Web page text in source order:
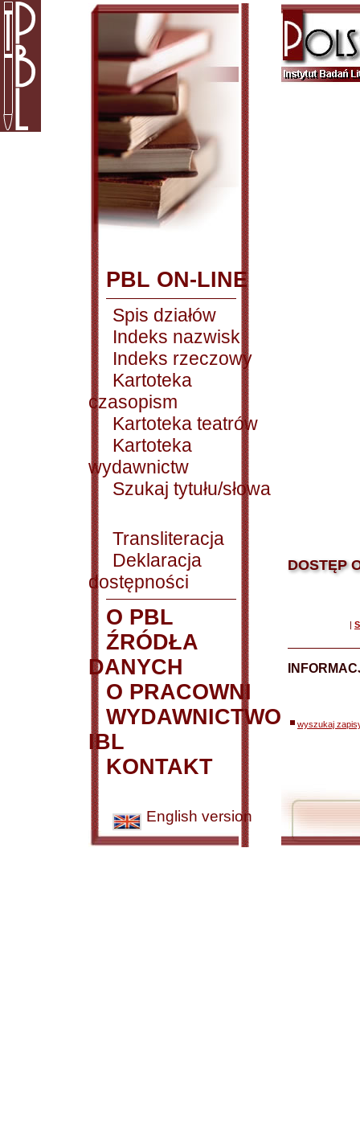
PBL ON-LINE
Spis działów
Indeks nazwisk
Indeks rzeczowy
Kartoteka
czasopism
Kartoteka teatrów
Kartoteka
wydawnictw
Szukaj tytułu/słowa
Transliteracja
Deklaracja
dostępności
O PBL
ŹRÓDŁA
DANYCH
O PRACOWNI
WYDAWNICTWO
IBL
KONTAKT
English version
DOSTĘP
|
wyszukaj